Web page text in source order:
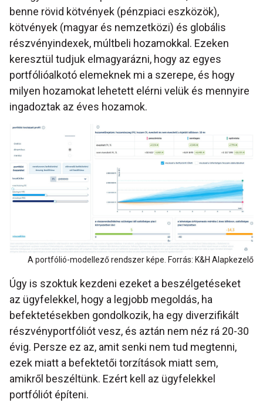
benne rövid kötvények (pénzpiaci eszközök),
kötvények (magyar és nemzetközi) és globális
részvényindexek, múltbeli hozamokkal. Ezeken
keresztül tudjuk elmagyarázni, hogy az egyes
portfólióalkotó elemeknek mi a szerepe, és hogy
milyen hozamokat lehetett elérni velük és mennyire
ingadoztak az éves hozamok.
A portfólió-modellező rendszer képe. Forrás: K&H Alapkezelő
Úgy is szoktuk kezdeni ezeket a beszélgetéseket
az ügyfelekkel, hogy a legjobb megoldás, ha
befektetésekben gondolkozik, ha egy diverzifikált
részvényportfóliót vesz, és aztán nem néz rá 20-30
évig. Persze ez az, amit senki nem tud megtenni,
ezek miatt a befektetői torzítások miatt sem,
amikről beszéltünk. Ezért kell az ügyfelekkel
portfóliót építeni.